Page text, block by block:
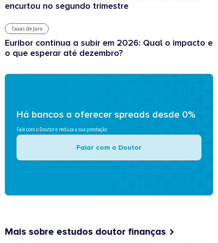
encurtou no segundo trimestre
Taxas de Juro
Euribor continua a subir em 2026: Qual o impacto e
o que esperar até dezembro?
Há bancos a oferecer spreads desde 0%
Fale com o Doutor e reduza a sua prestação
Falar com o Doutor
Mais sobre estudos doutor finanças